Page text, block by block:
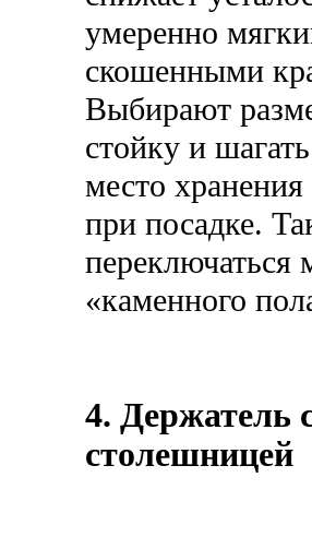
умеренно
скошенными
Выбирают
стойку и
место
при посадке.
«каменного
4. Держатель
столешницей